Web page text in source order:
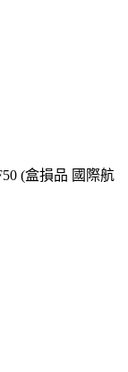
(盒損品 國際航